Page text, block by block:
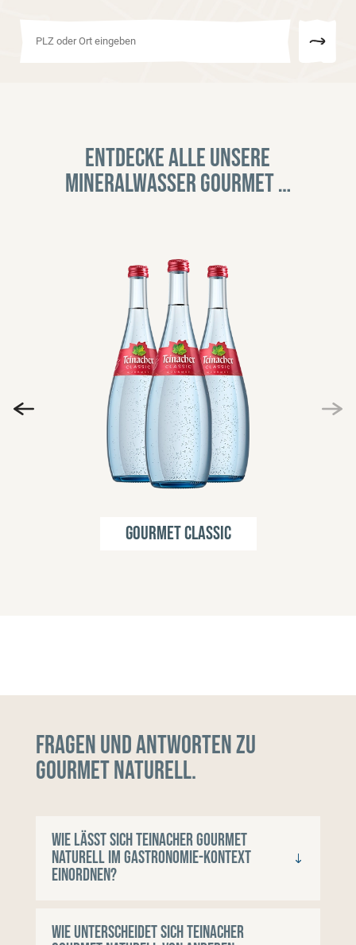
Entdecke alle unsere
Mineralwasser Gourmet …
Gourmet Classic
Fragen und Antworten zu
Gourmet Naturell.
Wie lässt sich Teinacher Gourmet
Naturell im Gastronomie-Kontext
einordnen?
Wie unterscheidet sich Teinacher